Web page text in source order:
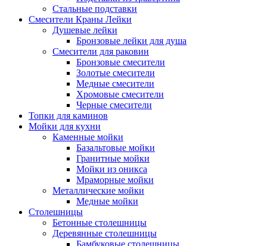
Стальные подставки
Смесители Краны Лейки
Душевые лейки
Бронзовые лейки для душа
Смесители для раковин
Бронзовые смесители
Золотые смесители
Медные смесители
Хромовые смесители
Черные смесители
Топки для каминов
Мойки для кухни
Каменные мойки
Базальтовые мойки
Гранитные мойки
Мойки из оникса
Мраморные мойки
Металлические мойки
Медные мойки
Столешницы
Бетонные столешницы
Деревянные столешницы
Бамбуковые столешницы